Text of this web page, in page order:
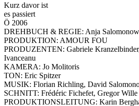
Kurz davor ist
es passiert
Ö 2006
DREHBUCH & REGIE: Anja
PRODUKTION: AMOUR FOU
PRODUZENTEN: Gabriele
Ivanceanu
KAMERA: Jo Molitoris
TON: Eric Spitzer
MUSIK: Florian Richling, David
SCHNITT: Frédéric Fichefet, Gregor Wille
PRODUKTIONSLEITUNG: Karin